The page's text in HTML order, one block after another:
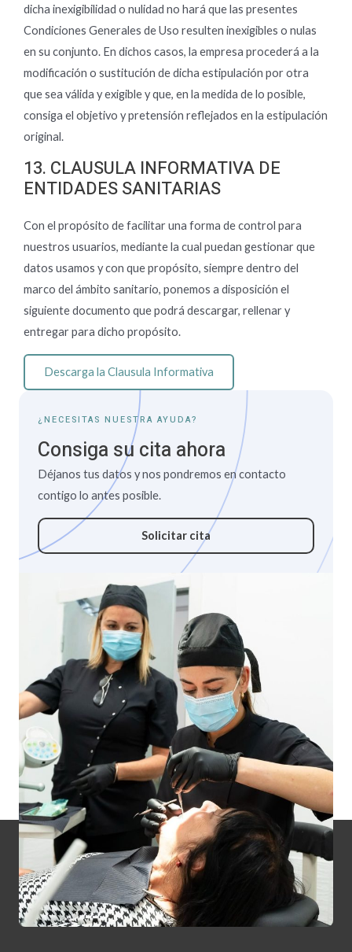
dicha inexigibilidad o nulidad no hará que las presentes
Condiciones Generales de Uso resulten inexigibles o nulas
en su conjunto. En dichos casos, la empresa procederá a la
modificación o sustitución de dicha estipulación por otra
que sea válida y exigible y que, en la medida de lo posible,
consiga el objetivo y pretensión reflejados en la estipulación
original.
13. CLAUSULA INFORMATIVA DE
ENTIDADES SANITARIAS
Con el propósito de facilitar una forma de control para
nuestros usuarios, mediante la cual puedan gestionar que
datos usamos y con que propósito, siempre dentro del
marco del ámbito sanitario, ponemos a disposición el
siguiente documento que podrá descargar, rellenar y
entregar para dicho propósito.
Descarga la Clausula Informativa
¿NECESITAS NUESTRA AYUDA?
Consiga su cita ahora
Déjanos tus datos y nos pondremos en contacto
contigo lo antes posible.
Solicitar cita